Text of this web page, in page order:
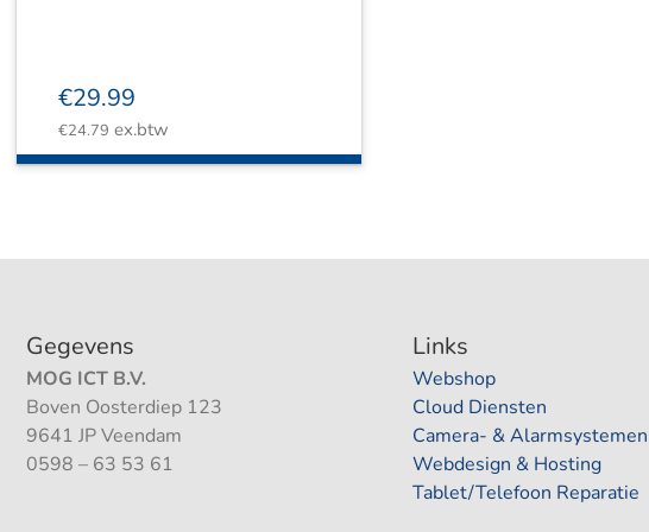
€29.99
€24.79 ex.btw
Gegevens
MOG ICT B.V.
Boven Oosterdiep 123
9641 JP Veendam
0598 – 63 53 61
Links
Webshop
Cloud Diensten
Camera- & Alarmsystemen
Webdesign & Hosting
Tablet/Telefoon Reparatie